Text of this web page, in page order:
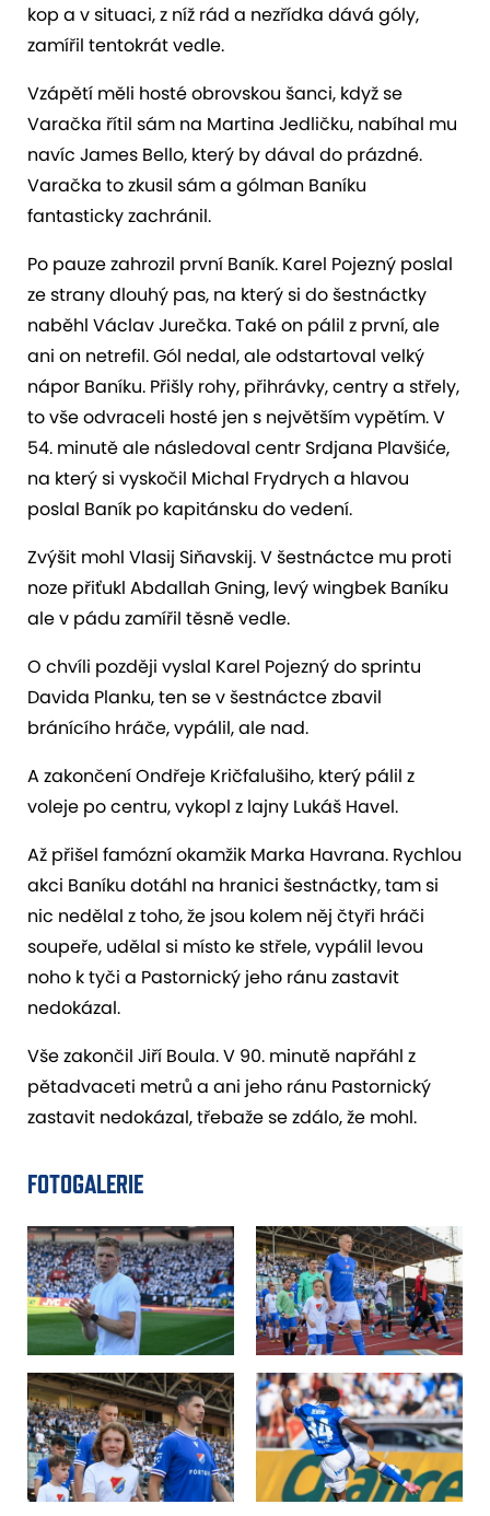
kop a v situaci, z níž rád a nezřídka dává góly,
zamířil tentokrát vedle.
Vzápětí měli hosté obrovskou šanci, když se
Varačka řítil sám na Martina Jedličku, nabíhal mu
navíc James Bello, který by dával do prázdné.
Varačka to zkusil sám a gólman Baníku
fantasticky zachránil.
Po pauze zahrozil první Baník. Karel Pojezný poslal
ze strany dlouhý pas, na který si do šestnáctky
naběhl Václav Jurečka. Také on pálil z první, ale
ani on netrefil. Gól nedal, ale odstartoval velký
nápor Baníku. Přišly rohy, přihrávky, centry a střely,
to vše odvraceli hosté jen s největším vypětím. V
54. minutě ale následoval centr Srdjana Plavšiće,
na který si vyskočil Michal Frydrych a hlavou
poslal Baník po kapitánsku do vedení.
Zvýšit mohl Vlasij Siňavskij. V šestnáctce mu proti
noze přiťukl Abdallah Gning, levý wingbek Baníku
ale v pádu zamířil těsně vedle.
O chvíli později vyslal Karel Pojezný do sprintu
Davida Planku, ten se v šestnáctce zbavil
bránícího hráče, vypálil, ale nad.
A zakončení Ondřeje Kričfalušiho, který pálil z
voleje po centru, vykopl z lajny Lukáš Havel.
Až přišel famózní okamžik Marka Havrana. Rychlou
akci Baníku dotáhl na hranici šestnáctky, tam si
nic nedělal z toho, že jsou kolem něj čtyři hráči
soupeře, udělal si místo ke střele, vypálil levou
noho k tyči a Pastornický jeho ránu zastavit
nedokázal.
Vše zakončil Jiří Boula. V 90. minutě napřáhl z
pětadvaceti metrů a ani jeho ránu Pastornický
zastavit nedokázal, třebaže se zdálo, že mohl.
FOTOGALERIE